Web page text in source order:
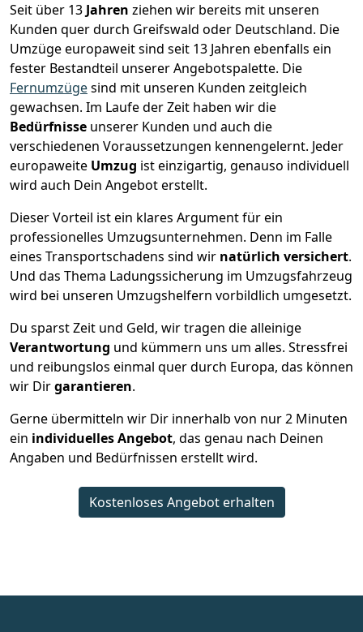
Seit über 13 Jahren ziehen wir bereits mit unseren
Kunden quer durch Greifswald oder Deutschland. Die
Umzüge europaweit sind seit 13 Jahren ebenfalls ein
fester Bestandteil unserer Angebotspalette. Die
Fernumzügesind mit unseren Kunden zeitgleich
gewachsen. Im Laufe der Zeit haben wir die
Bedürfnisse unserer Kunden und auch die
verschiedenen Voraussetzungen kennengelernt. Jeder
europaweite Umzug ist einzigartig, genauso individuell
wird auch Dein Angebot erstellt.
Dieser Vorteil ist ein klares Argument für ein
professionelles Umzugsunternehmen. Denn im Falle
eines Transportschadens sind wir natürlich versichert.
Und das Thema Ladungssicherung im Umzugsfahrzeug
wird bei unseren Umzugshelfern vorbildlich umgesetzt.
Du sparst Zeit und Geld, wir tragen die alleinige
Verantwortung und kümmern uns um alles. Stressfrei
und reibungslos einmal quer durch Europa, das können
wir Dirgarantieren.
Gerne übermitteln wir Dir innerhalb von nur2 Minuten
ein individuelles Angebot, das genau nach Deinen
Angaben und Bedürfnissen erstellt wird.
Kostenloses Angebot erhalten